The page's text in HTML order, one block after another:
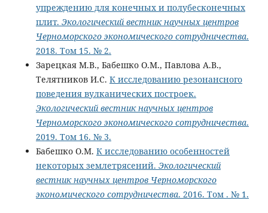
упреждению для конечных и полубесконечных
плит. Экологический вестник научных центров
Черноморского экономического сотрудничества.
2018. Том 15. № 2.
Зарецкая М.В., Бабешко О.М., Павлова А.В.,
Телятников И.С. К исследованию резонансного
поведения вулканических построек.
Экологический вестник научных центров
Черноморского экономического сотрудничества.
2019. Том 16. № 3.
Бабешко О.М. К исследованию особенностей
некоторых землетрясений. Экологический
вестник научных центров Черноморского
экономического сотрудничества. 2016. Том . № 1.